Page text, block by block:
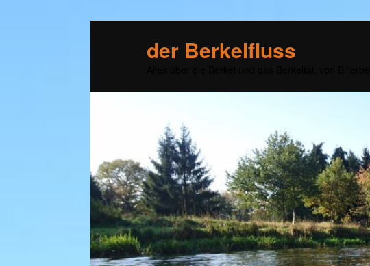
der Berkelfluss